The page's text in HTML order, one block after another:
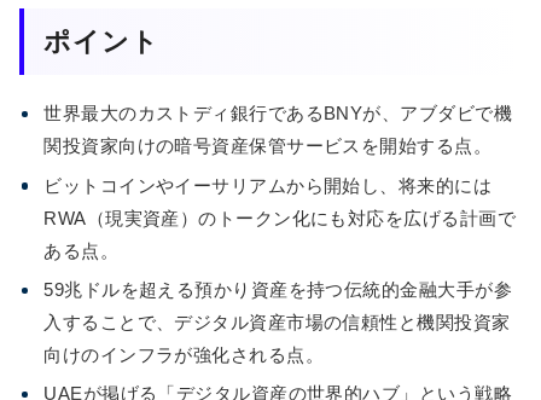
ポイント
世界最大のカストディ銀行であるBNYが、アブダビで機
関投資家向けの暗号資産保管サービスを開始する点。
ビットコインやイーサリアムから開始し、将来的には
RWA（現実資産）のトークン化にも対応を広げる計画で
ある点。
59兆ドルを超える預かり資産を持つ伝統的金融大手が参
入することで、デジタル資産市場の信頼性と機関投資家
向けのインフラが強化される点。
UAEが掲げる「デジタル資産の世界的ハブ」という戦略